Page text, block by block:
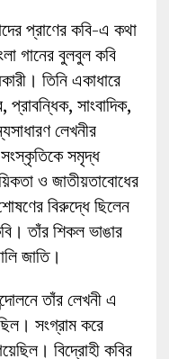
প্রাণের কবি-এ কথা
গানের বুলবুল কবি
তিনি একাধারে
সাংবাদিক,
লেখনীর
সমৃদ্ধ
ও জাতীয়তাবোধের
বিরুদ্ধে ছিলেন
তাঁর শিকল ভাঙার
জাতি।
তাঁর লেখনী এ
সংগ্রাম করে
বিদ্রোহী কবির